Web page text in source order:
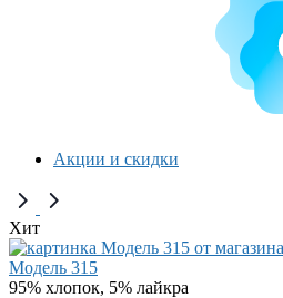
Акции и скидки
Хит
Модель 315
95% хлопок, 5% лайкра